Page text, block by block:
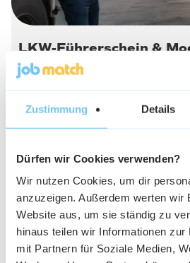
Zustimmung Details
Dürfen wir Cookies verwenden?
Wir nutzen Cookies, um dir
anzuzeigen. Außerdem werten wir
Website aus, um sie ständig zu
hinaus teilen wir Informationen
mit Partnern für Soziale Medien,
LKW-Führerschein &
Ruhestand: Wer zahlt
8. Juni 2026